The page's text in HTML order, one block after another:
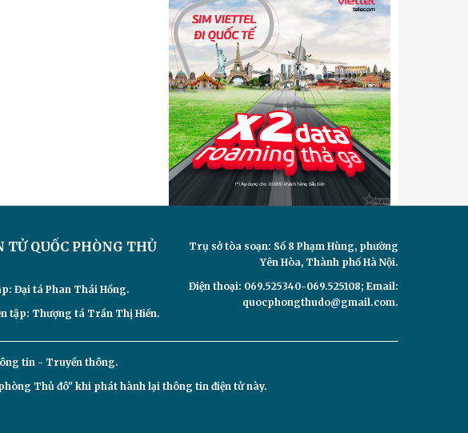
TỬQUỐC PHÒNG THỦ
Đại tá Phan Thái Hồng.
tập: Thượng tá Trần Thị Hiền.
Trụ sở tòa soạn: Số 8 Phạm Hùng, phường
Yên Hòa, Thành phố Hà Nội.
Điện thoại: 069.525340-069.525108; Email:
quocphongthudo@gmail.com.
tin - Truyền thông.
Thủ đô" khi phát hành lại thông tin điện tử này.